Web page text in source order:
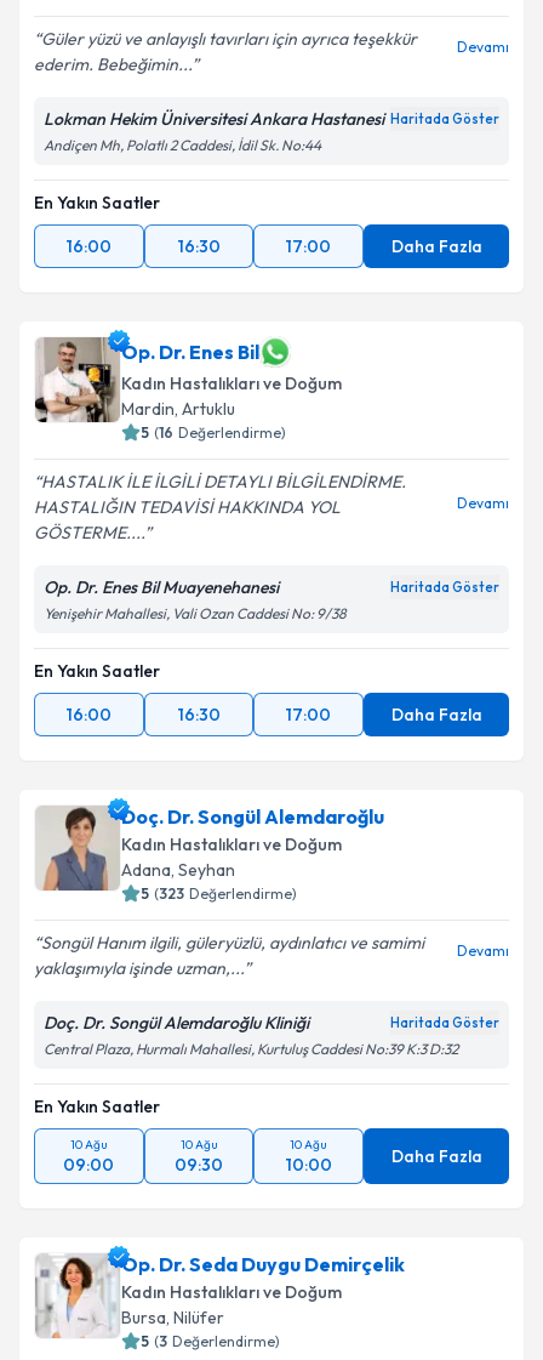
Güler yüzü ve anlayışlı tavırları için ayrıca teşekkür
ederim. Bebeğimin...
Devamı
Lokman Hekim Üniversitesi Ankara Hastanesi Haritada Göster
Andiçen Mh, Polatlı 2 Caddesi, İdil Sk. No:44
En Yakın Saatler
16:00
16:30 17:00 Daha Fazla
Op. Dr. Enes Bil
Kadın Hastalıkları ve Doğum
Mardin, Artuklu
5 (16 Değerlendirme)
HASTALIK İLE İLGİLİ DETAYLI BİLGİLENDİRME.
HASTALIĞIN TEDAVİSİ HAKKINDA YOL
GÖSTERME....
Devamı
Op. Dr. Enes Bil Muayenehanesi Haritada Göster
Yenişehir Mahallesi, Vali Ozan Caddesi No: 9/38
En Yakın Saatler
16:00
16:30 17:00 Daha Fazla
Doç. Dr. Songül Alemdaroğlu
Kadın Hastalıkları ve Doğum
Adana, Seyhan
5 (323 Değerlendirme)
Songül Hanım ilgili, güleryüzlü, aydınlatıcı ve samimi
yaklaşımıyla işinde uzman,...
Devamı
Doç. Dr. Songül Alemdaroğlu Kliniği Haritada Göster
Central Plaza, Hurmalı Mahallesi, Kurtuluş Caddesi No:39 K:3 D:32
En Yakın Saatler
10 Ağu
09:00
10 Ağu
09:30
10 Ağu
10:00 Daha Fazla
Op. Dr. Seda Duygu Demirçelik
Kadın Hastalıkları ve Doğum
Bursa, Nilüfer
5 (3 Değerlendirme)